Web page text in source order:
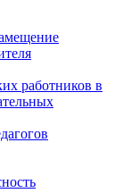
работников в